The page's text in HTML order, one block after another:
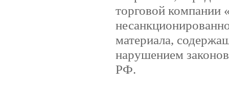
торговой
материала,
нарушением
РФ.